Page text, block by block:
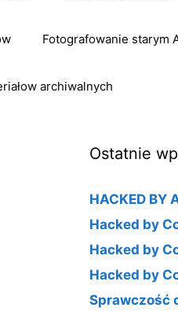
Fotografowanie starym
archiwalnych
Ostatnie
HACKED BY
Hacked by
Hacked by
Hacked by
Sprawczość